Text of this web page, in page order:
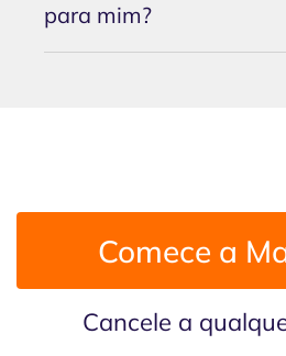
para mim?
Comece a
Cancele a